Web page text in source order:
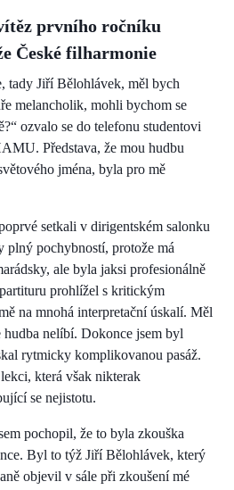
prvního ročníku
České filharmonie
tady Jiří Bělohlávek, měl bych
melancholik, mohli bychom se
ozvalo se do telefonu studentovi
Představa, že mou hudbu
jména, byla pro mě
setkali v dirigentském salonku
pochybností, protože má
ale byla jaksi profesionálně
prohlížel s kritickým
na mnohá interpretační úskalí. Měl
hudba nelíbí. Dokonce jsem byl
rytmicky komplikovanou pasáž.
která však nikterak
se nejistotu.
pochopil, že to byla zkouška
Byl to týž Jiří Bělohlávek, který
objevil v sále při zkoušení mé